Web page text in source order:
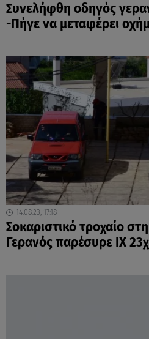
Συνελήφθη οδηγός
-Πήγε να μεταφέρει
14.08.23, 17:18
Σοκαριστικό τροχαίο
Γερανός παρέσυρε ΙΧ